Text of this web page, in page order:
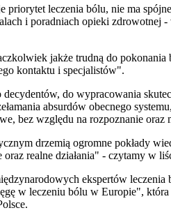
leczenia bólu, nie ma
i poradniach opieki zdrowotnej
jakże trudną do
kontaktu i specjalistów".
do wypracowania
absurdów obecnego
bez względu na rozpoznanie oraz
drzemią ogromne pokłady
realne działania" - czytamy w
ekspertów
w leczeniu bólu w Europie",